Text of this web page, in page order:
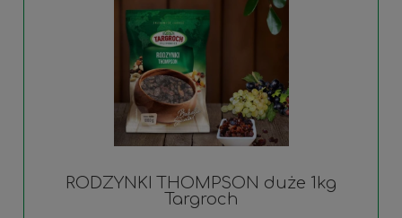
RODZYNKI THOMPSON duże 1kg
Targroch